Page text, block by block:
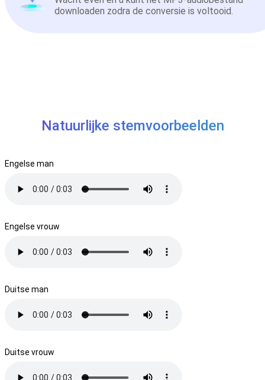
downloaden zodra de conversie is voltooid.
Natuurlijke stemvoorbeelden
Engelse man
Engelse vrouw
Duitse man
Duitse vrouw